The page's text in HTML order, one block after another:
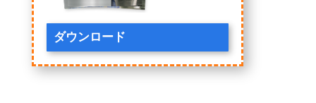
ダウンロード